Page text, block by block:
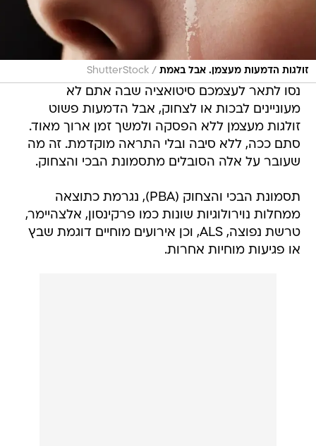
זולגות הדמעות מעצמן. אבל באמת /
ShutterStock
נסו לתאר לעצמכם סיטואציה שבה אתם לא
מעוניינים לבכות או לצחוק, אבל הדמעות פשוט
זולגות מעצמן ללא הפסקה ולמשך זמן ארוך מאוד.
סתם ככה, ללא סיבה ובלי התראה מוקדמת. זה מה
שעובר על אלה הסובלים מתסמונת הבכי והצחוק.
תסמונת הבכי והצחוק (PBA), נגרמת כתוצאה
ממחלות נוירולוגיות שונות כמו פרקינסון, אלצהיימר,
טרשת נפוצה, ALS, וכן אירועים מוחיים דוגמת שבץ
או פגיעות מוחיות אחרות.